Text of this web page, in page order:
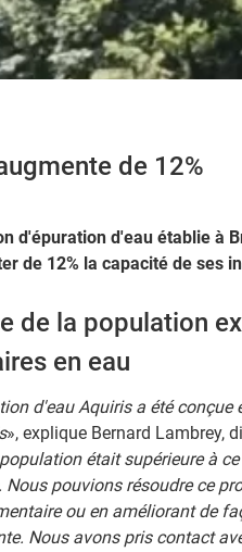
de 12%
d'épuration d'eau établie à
de 12% la capacité de ses
de la population
en eau
d'eau Aquiris a été conçue
», explique Bernard Lambrey,
était supérieure à
pouvions résoudre ce
ou en améliorant de
Nous avons pris contact